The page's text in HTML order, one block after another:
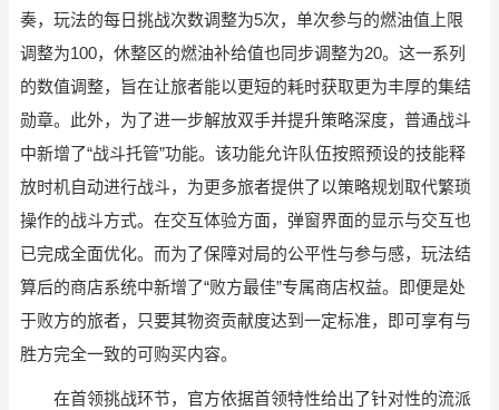
奏，玩法的每日挑战次数调整为5次，单次参与的燃油值上限
调整为100，休整区的燃油补给值也同步调整为20。这一系列
的数值调整，旨在让旅者能以更短的耗时获取更为丰厚的集结
勋章。此外，为了进一步解放双手并提升策略深度，普通战斗
中新增了“战斗托管”功能。该功能允许队伍按照预设的技能释
放时机自动进行战斗，为更多旅者提供了以策略规划取代繁琐
操作的战斗方式。在交互体验方面，弹窗界面的显示与交互也
已完成全面优化。而为了保障对局的公平性与参与感，玩法结
算后的商店系统中新增了“败方最佳”专属商店权益。即便是处
于败方的旅者，只要其物资贡献度达到一定标准，即可享有与
胜方完全一致的可购买内容。
在首领挑战环节，官方依据首领特性给出了针对性的流派